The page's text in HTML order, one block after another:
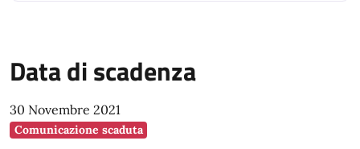
Data di scadenza
30 Novembre 2021
Comunicazione scaduta